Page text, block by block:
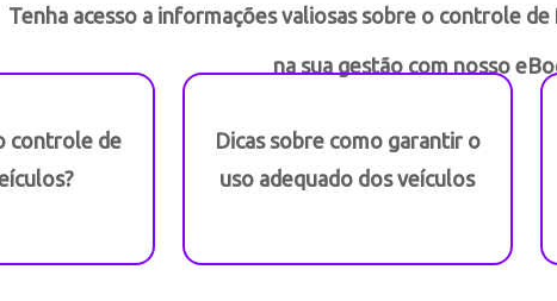
Tenha acesso a informações valiosas sobre o controle
na sua gestão com nosso
controle de
Dicas sobre como garantir o
uso adequado dos veículos